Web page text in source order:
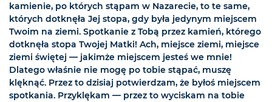
kamienie, po których stąpam w Nazarecie, to te same,
których dotknęła Jej stopa, gdy była jedynym miejscem
Twoim na ziemi. Spotkanie z Tobą przez kamień, którego
dotknęła stopa Twojej Matki! Ach, miejsce ziemi, miejsce
ziemi świętej — jakimże miejscem jesteś we mnie!
Dlatego właśnie nie mogę po tobie stąpać, muszę
klęknąć. Przez to dzisiaj potwierdzam, że byłoś miejscem
spotkania. Przyklękam — przez to wyciskam na tobie